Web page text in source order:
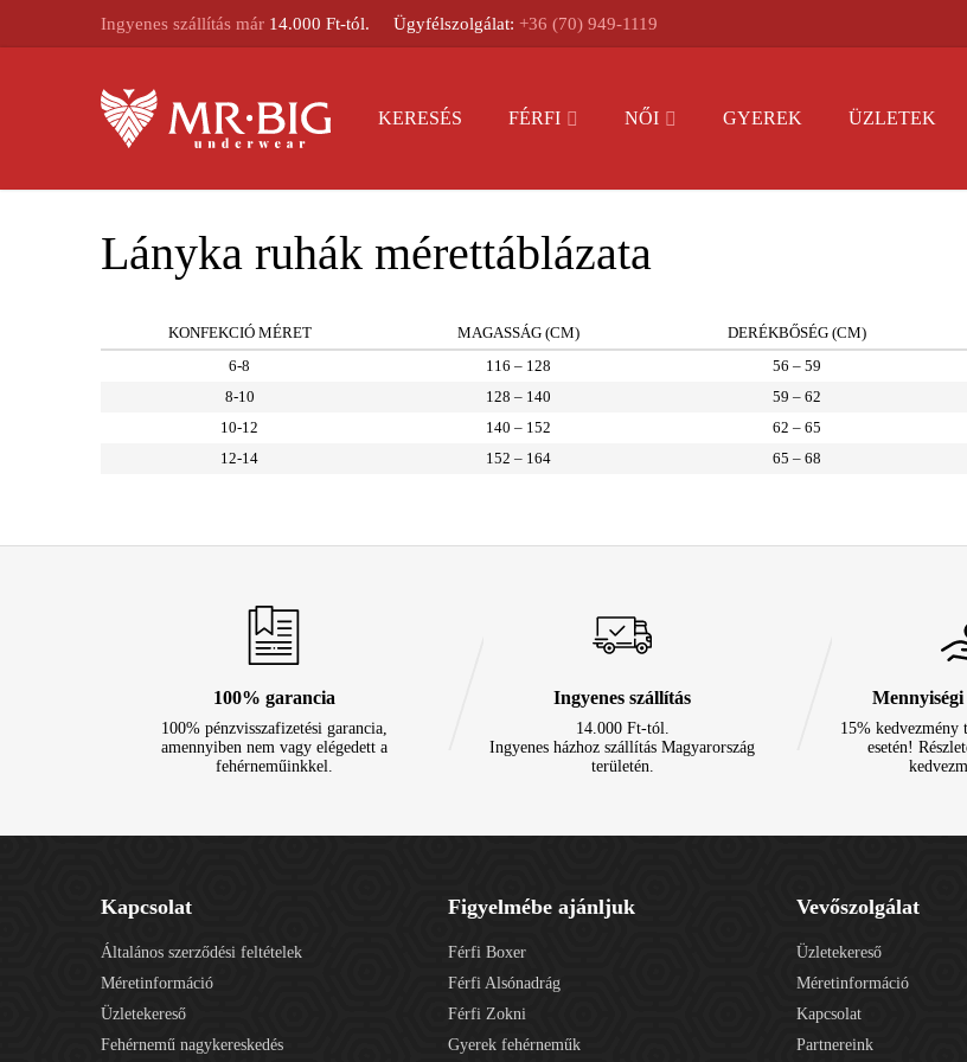
Ingyenes szállítás már 14.000 Ft-tól. Ügyfélszolgálat: +36 (70) 949-1119
KERESÉS FÉRFI NŐI GYEREK ÜZLETEK
Lányka ruhák mérettáblázata
KONFEKCIÓ MÉRET MAGASSÁG (CM) DERÉKBŐSÉG (CM)
6-8
116 – 128 56 – 59
8-10
128 – 140 59 – 62
10-12
140 – 152 62 – 65
12-14
152 – 164 65 – 68
100% garancia
100% pénzvisszafizetési garancia,
amennyiben nem vagy elégedett a
fehérneműinkkel.
Ingyenes szállítás
14.000 Ft-tól.
Ingyenes házhoz szállítás Magyarország
területén.
15% kedvezmény
esetén!
Kapcsolat
Általános szerződési feltételek
Méretinformáció
Üzletekereső
Fehérnemű nagykereskedés
Figyelmébe ajánljuk
Férfi Boxer
Férfi Alsónadrág
Férfi Zokni
Gyerek fehérneműk
Vevőszolgálat
Üzletekereső
Méretinformáció
Kapcsolat
Partnereink